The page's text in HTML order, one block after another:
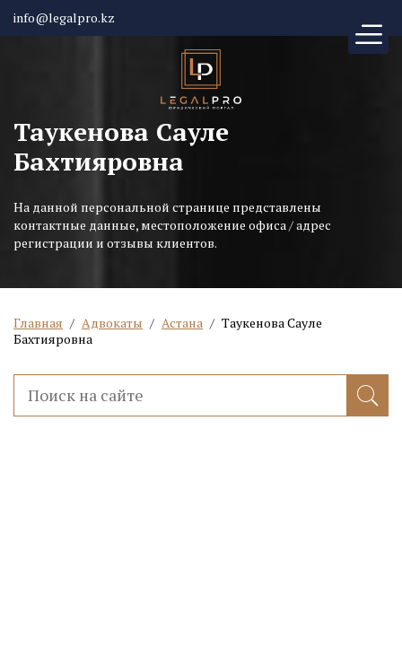
info@legalpro.kz
Таукенова Сауле
Бахтияровна
На данной персональной странице представлены
контактные данные, местоположение офиса / адрес
регистрации и отзывы клиентов.
Главная / Адвокаты / Астана / Таукенова Сауле
Бахтияровна